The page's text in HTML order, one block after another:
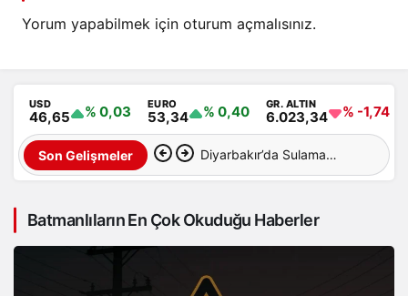
Yorum yapabilmek için oturum açmalısınız.
USD
46,65 % 0,03 EURO
53,34 % 0,40 GR. ALTIN
6.023,34 % -1,74
Son Gelişmeler Diyarbakır’da Sulama
Hayatını Kaybetti
Batmanlıların En Çok Okuduğu Haberler